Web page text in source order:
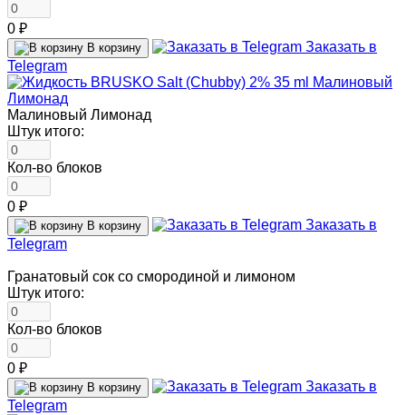
0 ₽
В корзину
Заказать в
Telegram
Малиновый Лимонад
Штук итого:
Кол-во блоков
0 ₽
В корзину
Заказать в
Telegram
Гранатовый сок со смородиной и лимоном
Штук итого:
Кол-во блоков
0 ₽
В корзину
Заказать в
Telegram